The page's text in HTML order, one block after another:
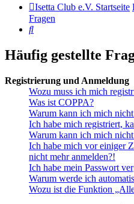
Isetta Club e.V. Startseite
Fragen
Suche
Häufig gestellte
Registrierung und Anmeldung
Wozu muss ich mich
Was ist COPPA?
Warum kann ich mich
Ich habe mich registriert,
Warum kann ich mich
Ich habe mich vor einiger
nicht mehr anmelden?!
Ich habe mein Passwort
Warum werde ich
Wozu ist die Funktion